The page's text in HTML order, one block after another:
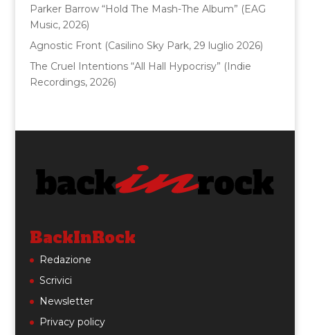
Parker Barrow “Hold The Mash-The Album” (EAG
Music, 2026)
Agnostic Front (Casilino Sky Park, 29 luglio 2026)
The Cruel Intentions “All Hall Hypocrisy” (Indie
Recordings, 2026)
BackInRock
Redazione
Scrivici
Newsletter
Privacy policy